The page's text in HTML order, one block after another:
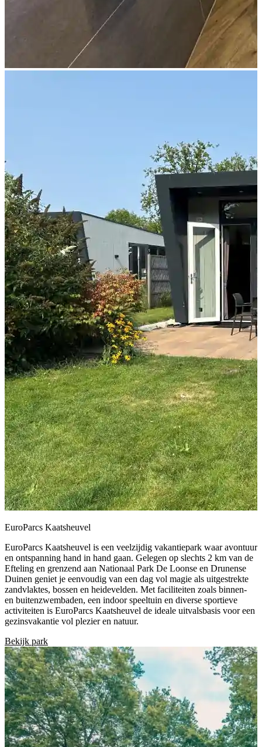
EuroParcs Kaatsheuvel
EuroParcs Kaatsheuvel is een veelzijdig vakantiepark waar avontuur
en ontspanning hand in hand gaan. Gelegen op slechts 2 km van de
Efteling en grenzend aan Nationaal Park De Loonse en Drunense
Duinen geniet je eenvoudig van een dag vol magie als uitgestrekte
zandvlaktes, bossen en heidevelden. Met faciliteiten zoals binnen-
en buitenzwembaden, een indoor speeltuin en diverse sportieve
activiteiten is EuroParcs Kaatsheuvel de ideale uitvalsbasis voor een
gezinsvakantie vol plezier en natuur.​
Bekijk park